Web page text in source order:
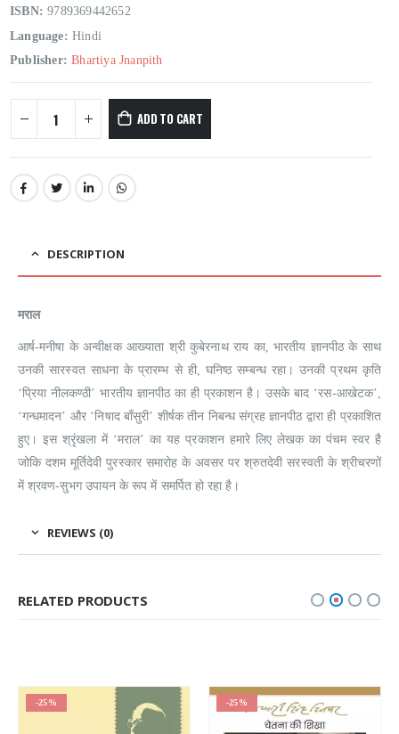
ISBN: 9789369442652
Language: Hindi
Publisher: Bhartiya Jnanpith
ADD TO CART
DESCRIPTION
मराल
आर्ष-मनीषा के अन्वीक्षक आख्याता श्री कुबेरनाथ राय का, भारतीय ज्ञानपीठ के साथ
उनकी सारस्वत साधना के प्रारम्भ से ही, घनिष्ठ सम्बन्ध रहा। उनकी प्रथम कृति
‘प्रिया नीलकण्ठी’ भारतीय ज्ञानपीठ का ही प्रकाशन है। उसके बाद ‘रस-आखेटक’,
‘गन्धमादन’ और ‘निषाद बाँसुरी’ शीर्षक तीन निबन्ध संग्रह ज्ञानपीठ द्वारा ही प्रकाशित
हुए। इस श्रृंखला में ‘मराल’ का यह प्रकाशन हमारे लिए लेखक का पंचम स्वर है
जोकि दशम मूर्तिदेवी पुरस्कार समारोह के अवसर पर श्रुतदेवी सरस्वती के श्रीचरणों
में श्रवण-सुभग उपायन के रूप में समर्पित हो रहा है।
REVIEWS (0)
RELATED PRODUCTS
-25% -25%